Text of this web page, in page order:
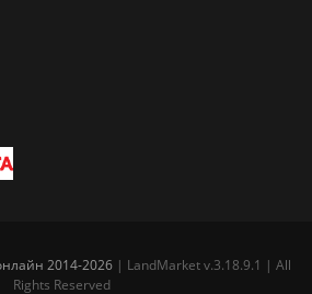
2014-2026 | LandMarket v.3.18.9.1 | All
Rights Reserved